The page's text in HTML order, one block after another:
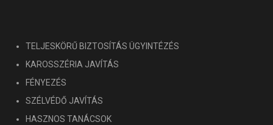
TELJESKÖRŰ BIZTOSÍTÁS ÜGYINTÉZÉS
KAROSSZÉRIA JAVÍTÁS
FÉNYEZÉS
SZÉLVÉDŐ JAVÍTÁS
HASZNOS TANÁCSOK